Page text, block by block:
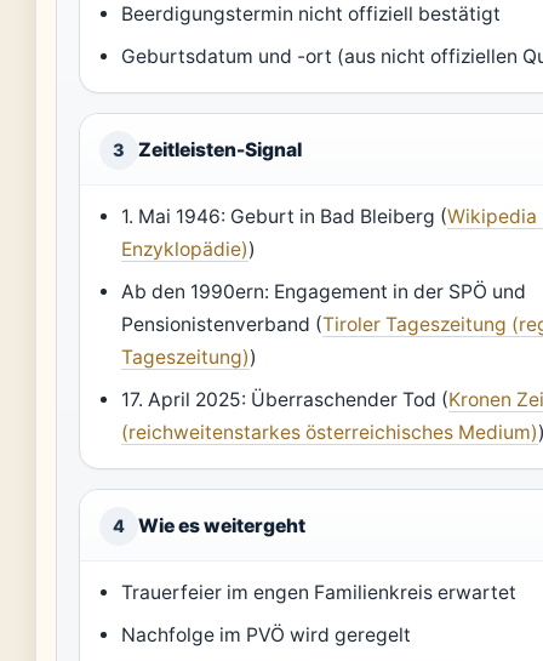
Beerdigungstermin nicht offiziell bestätigt
Geburtsdatum und -ort (aus nicht offiziellen
3 Zeitleisten-Signal
1. Mai 1946: Geburt in Bad Bleiberg (Wikipedia
Enzyklopädie))
Ab den 1990ern: Engagement in der SPÖ und
Pensionistenverband (Tiroler Tageszeitung
Tageszeitung))
17. April 2025: Überraschender Tod (Kronen
(reichweitenstarkes österreichisches Medium)
4 Wie es weitergeht
Trauerfeier im engen Familienkreis erwartet
Nachfolge im PVÖ wird geregelt